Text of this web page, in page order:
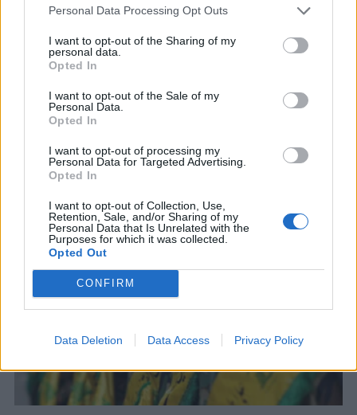
Personal Data Processing Opt Outs
I want to opt-out of the Sharing of my
personal data.
Opted In
I want to opt-out of the Sale of my
Personal Data.
Opted In
I want to opt-out of processing my
Personal Data for Targeted Advertising.
Opted In
I want to opt-out of Collection, Use,
Retention, Sale, and/or Sharing of my
Personal Data that Is Unrelated with the
Purposes for which it was collected.
Opted Out
CONFIRM
Data Deletion Data Access Privacy Policy
Η Χεζμπολάχ μοίραζε βομβητές στα
μέλη της ακόμη και λίγες ώρες πριν
τις εκρήξεις – Είχαν περάσει τους
τυπικούς ελέγχους
Η Χεζμπολάχ παρέδιδε στα μέλη της νέους
βομβητές λίγες ώρες πριν ανατιναχθούν χιλιάδες
συσκευές ταυτόχρονα, αναφέρει το Reuters.